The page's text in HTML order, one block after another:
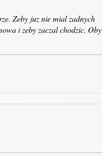
Zeby juz nie mial zadnych
i zeby zaczal chodzic. Oby